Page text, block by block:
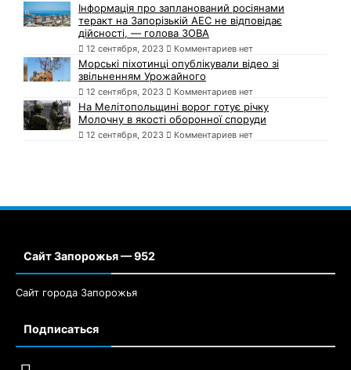
Інформація про запланований росіянами
теракт на Запорізькій АЕС не відповідає
дійсності, — голова ЗОВА
12 сентября, 2023 Комментариев нет
Морські піхотинці опублікували відео зі
звільненням Урожайного
12 сентября, 2023 Комментариев нет
На Мелітопольщині ворог готує річку
Молочну в якості оборонної споруди
12 сентября, 2023 Комментариев нет
Сайт Запорожья — 952
Сайт города Запорожья
Подписаться